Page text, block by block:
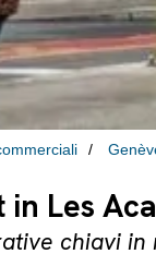
Les
chiavi in